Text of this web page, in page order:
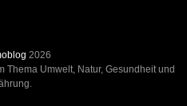
2026
Thema Umwelt, Natur, Gesundheit und